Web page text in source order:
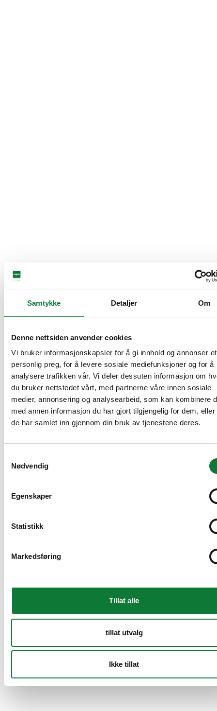
Samtykke Detaljer Om
Denne nettsiden anvender cookies
Vi bruker informasjonskapsler for å gi innhold og annonser et
personlig preg, for å levere sosiale mediefunksjoner og for å
analysere trafikken vår. Vi deler dessuten informasjon om
du bruker nettstedet vårt, med partnerne våre innen sosiale
medier, annonsering og analysearbeid, som kan kombinere
med annen informasjon du har gjort tilgjengelig for dem,
de har samlet inn gjennom din bruk av tjenestene deres.
Nødvendig
Egenskaper
Statistikk
Markedsføring
Tillat alle
tillat utvalg
Ikke tillat